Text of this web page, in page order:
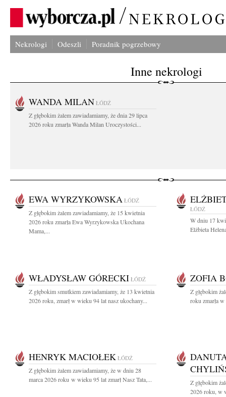
Nekrologi Odeszli Poradnik pogrzebowy
Inne nekrologi
WANDA MILAN ŁÓDŹ
Z głębokim żalem zawiadamiamy, że dnia 29 lipca
2026 roku zmarła Wanda Milan Uroczystości...
EWA WYRZYKOWSKA ŁÓDŹ
Z głębokim żalem zawiadamiamy, że 15 kwietnia
2026 roku zmarła Ewa Wyrzykowska Ukochana
Mama,...
ŁÓDŹ
W dniu 17
Elżbieta
WŁADYSŁAW GÓRECKI ŁÓDŹ
Z głębokim smutkiem zawiadamiamy, że 13 kwietnia
2026 roku, zmarł w wieku 94 lat nasz ukochany...
ZOFIA
Z głębokim
roku zmarła
HENRYK MACIOŁEK ŁÓDŹ
Z głębokim żalem zawiadamiamy, że w dniu 28
marca 2026 roku w wieku 95 lat zmarł Nasz Tata,...
Z głębokim
2026 roku, w